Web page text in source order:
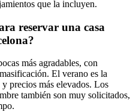
que la incluyen.
reservar una casa
más agradables, con
El verano es la
precios más elevados. Los
también son muy solicitados,